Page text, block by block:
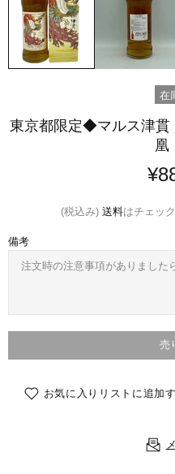
在
東京都限定◆マルス津貫
凰
(税込み) 送料はチェッ
備考
売
お気に入りリストに追加